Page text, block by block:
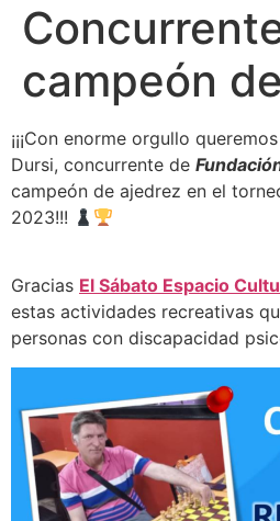
campeón
¡¡¡Con enorme orgullo
Dursi, concurrente de
campeón de ajedrez en el
2023!!!
Gracias El Sábato Espacio
estas actividades recreativas
personas con discapacidad